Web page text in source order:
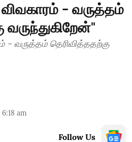
விவகாரம் - வருத்தம்
வருந்துகிறேன்"
- வருத்தம் தெரிவித்ததற்கு
am
Follow Us